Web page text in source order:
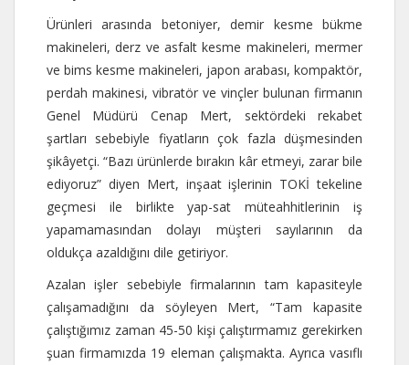
Ürünleri arasında betoniyer, demir kesme bükme
makineleri, derz ve asfalt kesme makineleri, mermer
ve bims kesme makineleri, japon arabası, kompaktör,
perdah makinesi, vibratör ve vinçler bulunan firmanın
Genel Müdürü Cenap Mert, sektördeki rekabet
şartları sebebiyle fiyatların çok fazla düşmesinden
şikâyetçi. “Bazı ürünlerde bırakın kâr etmeyi, zarar bile
ediyoruz” diyen Mert, inşaat işlerinin TOKİ tekeline
geçmesi ile birlikte yap-sat müteahhitlerinin iş
yapamamasından dolayı müşteri sayılarının da
oldukça azaldığını dile getiriyor.
Azalan işler sebebiyle firmalarının tam kapasiteyle
çalışamadığını da söyleyen Mert, “Tam kapasite
çalıştığımız zaman 45-50 kişi çalıştırmamız gerekirken
şuan firmamızda 19 eleman çalışmakta. Ayrıca vasıflı